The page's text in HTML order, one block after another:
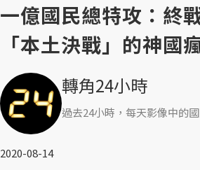
一億國民總特攻：終
「本土決戰」的神國
轉角24小時
過去24小時，每天影像中的
2020-08-14